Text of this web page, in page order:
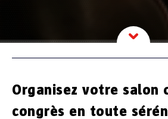
Organisez votre salon
congrès en toute